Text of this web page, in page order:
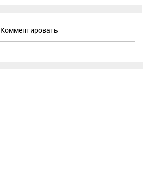
Комментировать